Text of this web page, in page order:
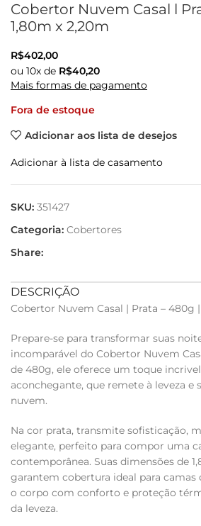
Cobertor Nuvem Casal l
1,80m x 2,20m
R$402,00
ou 10x de R$40,20
Mais formas de pagamento
Fora de estoque
Adicionar aos lista de desejos
Adicionar à lista de casamento
SKU: 351427
Categoria: Cobertores
Share:
DESCRIÇÃO
Cobertor Nuvem Casal | Prata – 480g
Prepare-se para transformar suas
incomparável do Cobertor Nuvem
de 480g, ele oferece um toque
aconchegante, que remete à leveza e
nuvem.
Na cor prata, transmite sofisticação,
elegante, perfeito para compor uma
contemporânea. Suas dimensões de
garantem cobertura ideal para camas
o corpo com conforto e proteção
da leveza.